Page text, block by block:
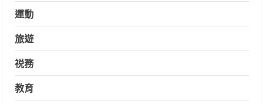
運動
旅遊
祱務
教育